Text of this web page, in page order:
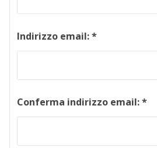
Indirizzo email:*
Conferma indirizzo email:*